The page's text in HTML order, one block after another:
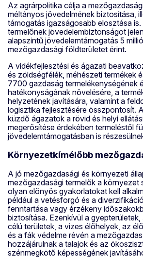
Az agrárpolitika célja a
méltányos jövedelmének biztosítása,
támogatás igazságosabb elosztása is.
termelőnek jövedelembiztonságot
alapszintű jövedelemtámogatás 5
mezőgazdasági földterületet érint.
A vidékfejlesztési és ágazati
és zöldségfélék, méhészeti termékek
7700 gazdaság termelékenységének
hatékonyságának növelésére, a
helyzetének javítására, valamint a
logisztika fejlesztésére összpontosít.
küzdő ágazatok a rövid és helyi
megerősítése érdekében termeléstől
jövedelemtámogatásban is
Környezetkímélőbb
A jó mezőgazdasági és környezeti
mezőgazdasági termelők a környezet
olyan előnyös gyakorlatokat kell
például a vetésforgó és a
fenntartása vagy érzékeny
biztosítása. Ezenkívül a gyepterületek,
célú területek, a vizes élőhelyek, az
és a fák védelme révén a
hozzájárulnak a talajok és az
szénmegkötő képességének